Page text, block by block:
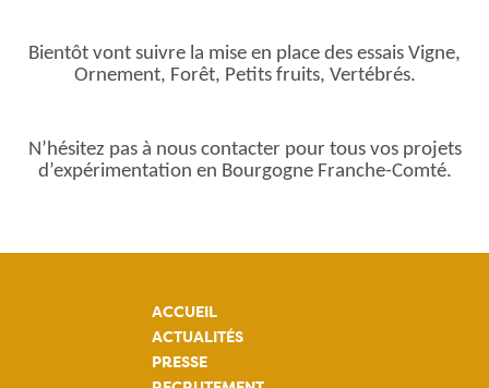
Bientôt vont suivre la mise en place des essais Vigne,
Ornement, Forêt, Petits fruits, Vertébrés.
N’hésitez pas à nous contacter pour tous vos projets
d’expérimentation en Bourgogne Franche-Comté.
ACCUEIL
ACTUALITÉS
PRESSE